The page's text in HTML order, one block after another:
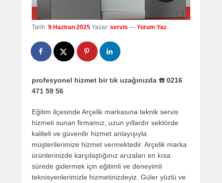
Tarih: 9 Haziran 2025 Yazar: servis — Yorum Yaz
profesyonel hizmet bir tık uzağınızda ☎️ 0216
471 59 56
Eğitim ilçesinde Arçelik markasına teknik servis
hizmeti sunan firmamız, uzun yıllardır sektörde
kaliteli ve güvenilir hizmet anlayışıyla
müşterilerimize hizmet vermektedir. Arçelik marka
ürünlerinizde karşılaştığınız arızaları en kısa
sürede gidermek için eğitimli ve deneyimli
teknisyenlerimizle hizmetinizdeyiz. Güler yüzlü ve